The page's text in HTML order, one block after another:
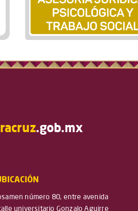
.gob.mx
número 80, entre avenida
universitario Gonzalo Aguirre